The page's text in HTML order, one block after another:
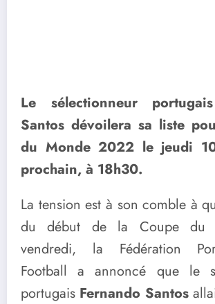
Le sélectionneur
Santos dévoilera sa liste
du Monde 2022 le jeudi
prochain, à 18h30.
La tension est à son comble à
du début de la Coupe du
vendredi, la Fédération
Football a annoncé que le
portugais Fernando Santos